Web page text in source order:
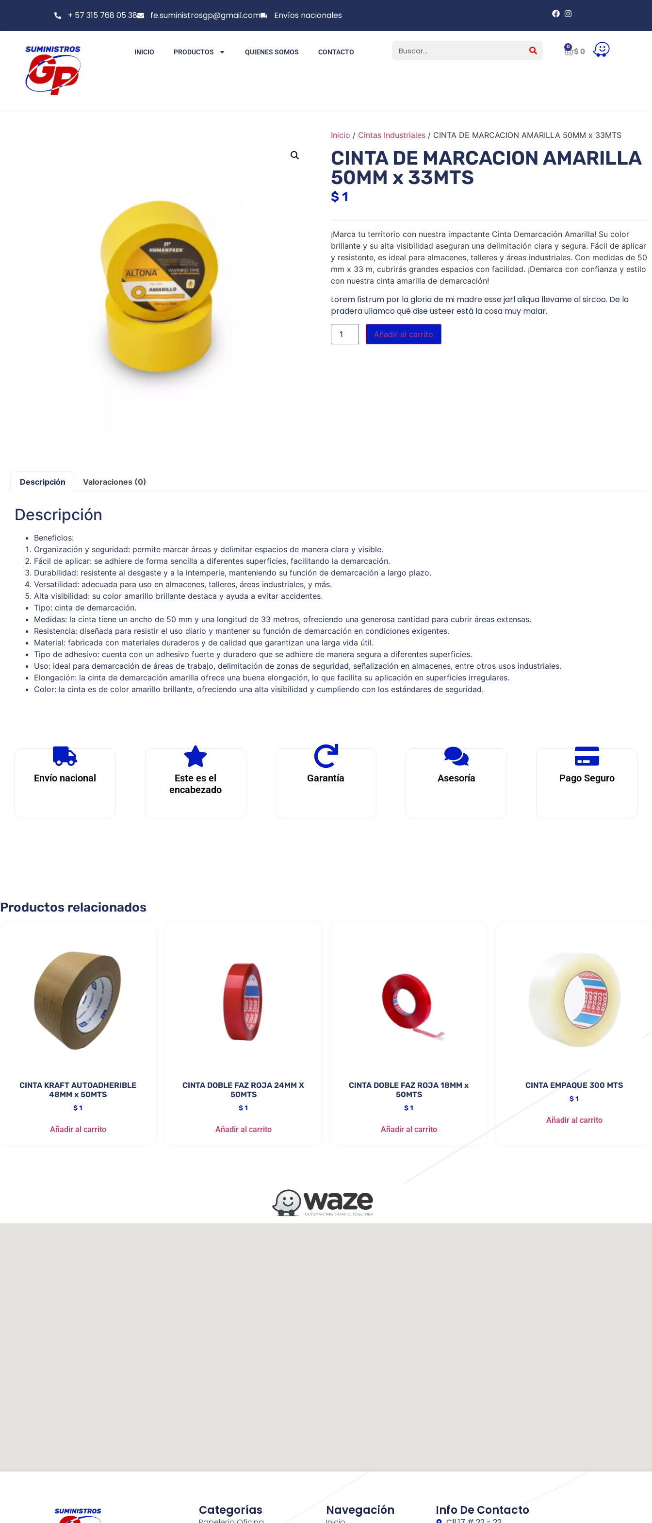
+ 57 315 768 05 38 fe.suministrosgp@gmail.com Envíos nacionales
INICIO PRODUCTOS QUIENES SOMOS CONTACTO $ 0
Inicio / Cintas Industriales / CINTA DE MARCACION AMARILLA 50MM x 33MTS
CINTA DE MARCACION AMARILLA
50MM x 33MTS
$ 1
¡Marca tu territorio con nuestra impactante Cinta Demarcación Amarilla! Su color
brillante y su alta visibilidad aseguran una delimitación clara y segura. Fácil de aplicar
y resistente, es ideal para almacenes, talleres y áreas industriales. Con medidas de 50
mm x 33 m, cubrirás grandes espacios con facilidad. ¡Demarca con confianza y estilo
con nuestra cinta amarilla de demarcación!
Lorem fistrum por la gloria de mi madre esse jarl aliqua llevame al sircoo. De la
pradera ullamco qué dise usteer está la cosa muy malar.
Añadir al carrito
Descripción Valoraciones (0)
Descripción
Beneficios:
Organización y seguridad: permite marcar áreas y delimitar espacios de manera clara y visible.
Fácil de aplicar: se adhiere de forma sencilla a diferentes superficies, facilitando la demarcación.
Durabilidad: resistente al desgaste y a la intemperie, manteniendo su función de demarcación a largo plazo.
Versatilidad: adecuada para uso en almacenes, talleres, áreas industriales, y más.
Alta visibilidad: su color amarillo brillante destaca y ayuda a evitar accidentes.
Tipo: cinta de demarcación.
Medidas: la cinta tiene un ancho de 50 mm y una longitud de 33 metros, ofreciendo una generosa cantidad para cubrir áreas extensas.
Resistencia: diseñada para resistir el uso diario y mantener su función de demarcación en condiciones exigentes.
Material: fabricada con materiales duraderos y de calidad que garantizan una larga vida útil.
Tipo de adhesivo: cuenta con un adhesivo fuerte y duradero que se adhiere de manera segura a diferentes superficies.
Uso: ideal para demarcación de áreas de trabajo, delimitación de zonas de seguridad, señalización en almacenes, entre otros usos industriales.
Elongación: la cinta de demarcación amarilla ofrece una buena elongación, lo que facilita su aplicación en superficies irregulares.
Color: la cinta es de color amarillo brillante, ofreciendo una alta visibilidad y cumpliendo con los estándares de seguridad.
Envío nacional
Este es el
encabezado
Garantía Asesoría Pago Seguro
Productos relacionados
CINTA KRAFT AUTOADHERIBLE
48MM x 50MTS
$1
Añadir al carrito
CINTA DOBLE FAZ ROJA 24MM X
50MTS
$1
Añadir al carrito
CINTA DOBLE FAZ ROJA 18MM x
50MTS
$1
Añadir al carrito
CINTA EMPAQUE 300 MTS
$1
Añadir al carrito
Categorías Navegación Info De Contacto